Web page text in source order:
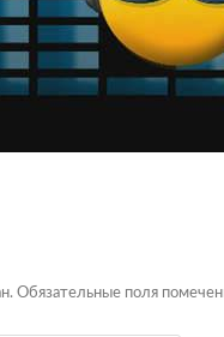
Обязательные поля